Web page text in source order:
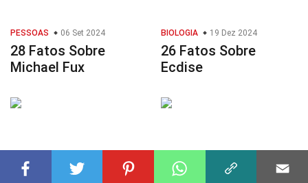
PESSOAS 06 Set 2024
28 Fatos Sobre
Michael Fux
BIOLOGIA 19 Dez 2024
26 Fatos Sobre
Ecdise